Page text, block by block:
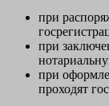
при
при
при
проходят